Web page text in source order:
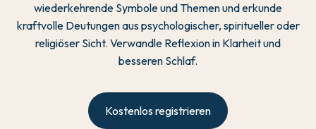
wiederkehrende Symbole und Themen und erkunde
kraftvolle Deutungen aus psychologischer, spiritueller oder
religiöser Sicht. Verwandle Reflexion in Klarheit und
besseren Schlaf.
Kostenlos registrieren